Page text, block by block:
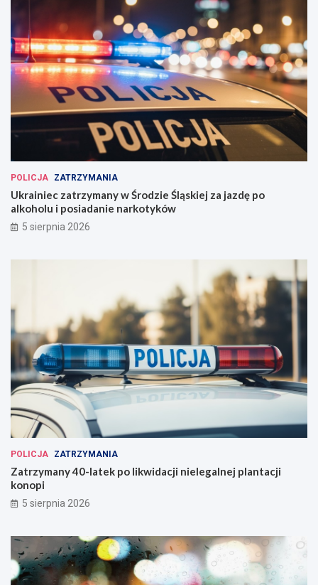
POLICJA ZATRZYMANIA
Ukrainiec zatrzymany w Środzie Śląskiej za jazdę po
alkoholu i posiadanie narkotyków
5 sierpnia 2026
POLICJA ZATRZYMANIA
Zatrzymany 40-latek po likwidacji nielegalnej plantacji
konopi
5 sierpnia 2026